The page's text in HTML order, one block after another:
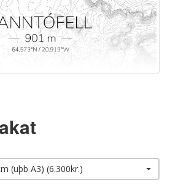
(uþb A3) (6.300kr.)